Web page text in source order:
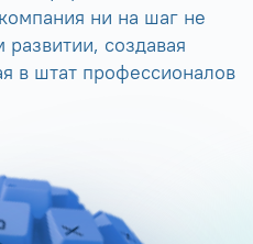
ни на шаг не
развитии, создавая
в штат профессионалов